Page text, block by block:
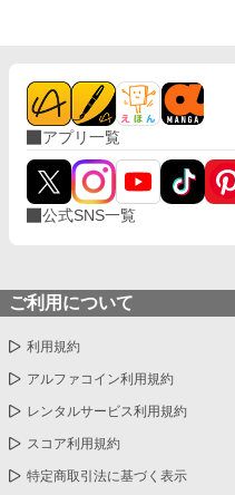
アプリ一覧
公式SNS一覧
ご利用について
利用規約
アルファコイン利用規約
レンタルサービス利用規約
スコア利用規約
特定商取引法に基づく表示